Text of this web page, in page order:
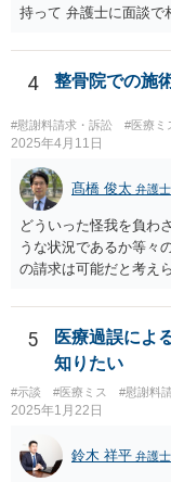
持って 弁護士に面談で
4 整骨院での施
#慰謝料請求・訴訟 #医療ミ
2025年4月11日
髙橋 俊太 弁護士
どういった怪我を負わ
うな状況であるか等々
の請求は可能だと考え
してみるとよいでしょ
5
医療過誤によ
知りたい
#示談 #医療ミス #慰謝料
2025年1月22日
鈴木 祥平 弁護士